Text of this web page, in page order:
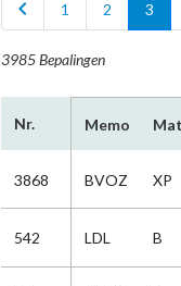
chevron_left 1 2 3
3985 Bepalingen
Nr. Memo
3868 BVOZ XP
542 LDL B